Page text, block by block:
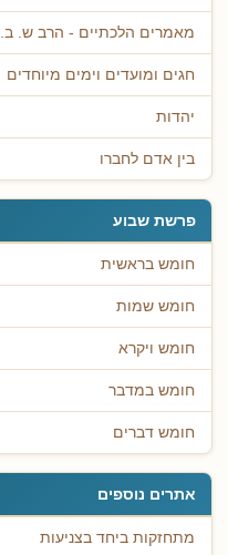
מאמרים הלכתיים - הרב ש. ב.
חגים ומועדים וימים מיוחדים
יהדות
בין אדם לחברו
פרשת שבוע
חומש בראשית
חומש שמות
חומש ויקרא
חומש במדבר
חומש דברים
אתרים נוספים
מתחזקות ביחד בצניעות